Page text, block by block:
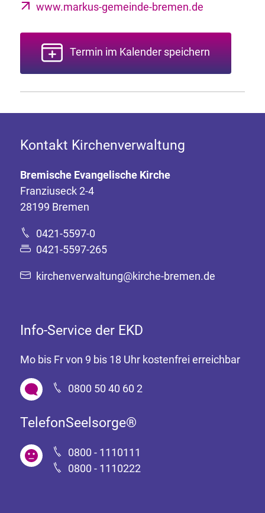
www.markus-gemeinde-bremen.de
Termin im Kalender speichern
Kontakt Kirchenverwaltung
Bremische Evangelische Kirche
Franziuseck 2-4
28199 Bremen
0421-5597-0
0421-5597-265
kirchenverwaltung@kirche-bremen.de
Info-Service der EKD
Mo bis Fr von 9 bis 18 Uhr kostenfrei erreichbar
0800 50 40 60 2
TelefonSeelsorge®
0800 - 1110111
0800 - 1110222